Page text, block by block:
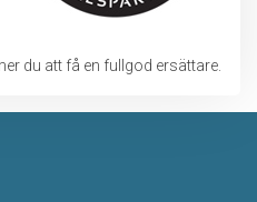
du att få en fullgod ersättare.